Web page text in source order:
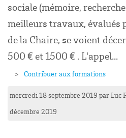
sociale (mémoire,
meilleurs travaux, évalués
de la Chaire, se voient
500 € et 1500 € . L'appel...
Contribuer aux formations
mercredi 18 septembre 2019 parLuc
décembre 2019